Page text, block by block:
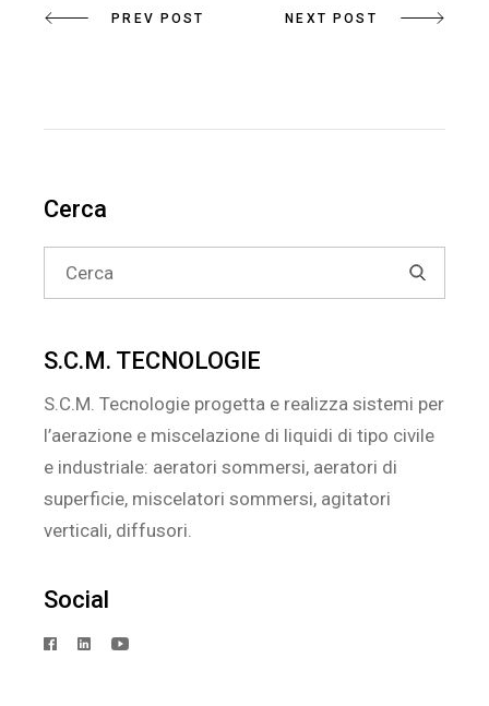
PREV POST NEXT POST
Cerca
Search
for:
S.C.M. TECNOLOGIE
S.C.M. Tecnologie progetta e realizza sistemi per
l’aerazione e miscelazione di liquidi di tipo civile
e industriale: aeratori sommersi, aeratori di
superficie, miscelatori sommersi, agitatori
verticali, diffusori.
Social